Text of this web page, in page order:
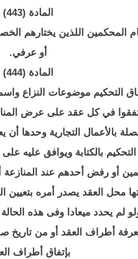
المادة (443)
المحكمين اللذين يختارهم
أو عرفي.
المادة (444)
التحكيم موضوعات النزاع
يتفقوا في كل عقد على عرض
بالأعمال التجارية وحدها
بالكتابة ويوافق عليه
أو رفض أحدهم عند
محل العقد يصدر أمره
لم يحدد ميعادا وفى هذه
أطراف العقد أو من تاريخ
بإتفاق أطراف